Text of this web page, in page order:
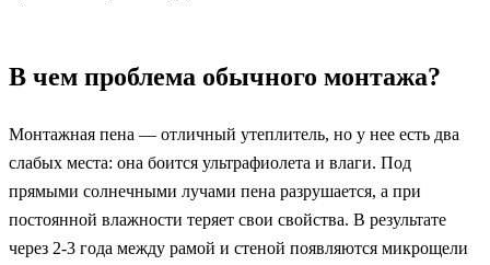
В чем проблема обычного монтажа?
Монтажная пена — отличный утеплитель, но у нее есть два
слабых места: она боится ультрафиолета и влаги. Под
прямыми солнечными лучами пена разрушается, а при
постоянной влажности теряет свои свойства. В результате
через 2-3 года между рамой и стеной появляются микрощели